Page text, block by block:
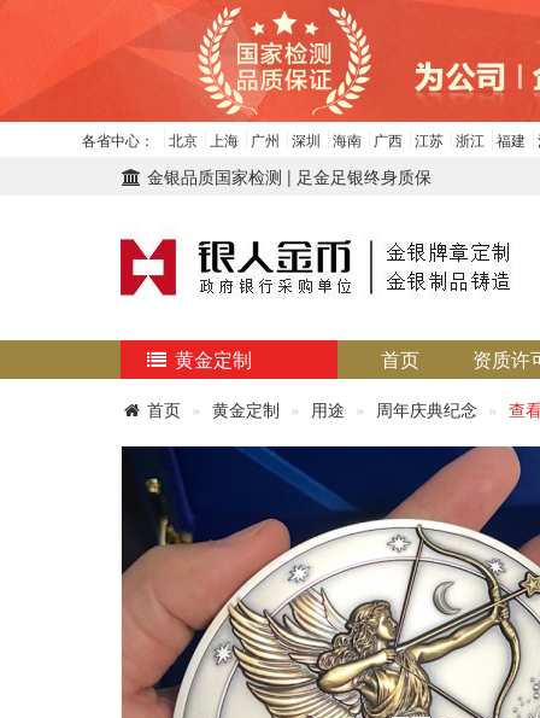
各省中心： 北京 上海 广州 深圳 海南 广西 江苏 浙江 福建
金银品质国家检测 | 足金足银终身质保
黄金定制 首页 资质许
首页 黄金定制 用途 周年庆典纪念 查